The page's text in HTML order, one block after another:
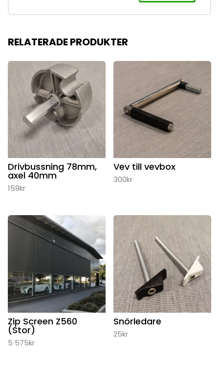
RELATERADE PRODUKTER
Drivbussning 78mm,
axel 40mm
159kr
Vev till vevbox
300kr
Zip Screen Z560
(Stor)
5 575kr
Snörledare
25kr